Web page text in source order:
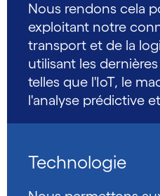
Nous rendons cela
exploitant notre
transport et de la
utilisant les
telles que l'IoT, le
l'analyse prédictive
Technologie